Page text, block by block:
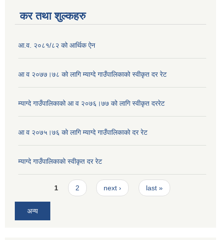
कर तथा शुल्कहरु
आ.व. २०८१/८२ को आर्थिक ऐन
आ व २०७७।७८ को लागि म्याग्दे गाउँपालिकाको स्वीकृत दर रेट
म्याग्दे गाउँपालिकाको आ व २०७६।७७ को लागि स्वीकृत दररेट
आ व २०७५।७६ काे लागि म्याग्दे गाउँपालिकाकाे दर रेट
म्याग्दे गाउँपालिकाकाे स्वीकृत दर रेट
Pages1 2 next › last »
अन्य